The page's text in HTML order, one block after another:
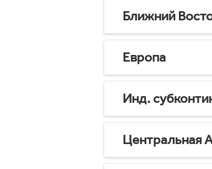
Ближний
Европа
Инд.
Центральная